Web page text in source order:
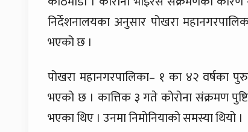
निर्देशनालयका अनुसार पोखरा
भएको छ ।
पोखरा महानगरपालिका– १ का ४२
भएको छ । कात्तिक ३ गते कोरोना संक्रमण
भएका थिए । उनमा निमोनियाको समस्या थियो ।